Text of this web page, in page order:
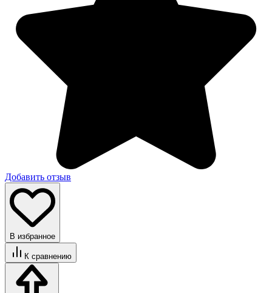
Добавить отзыв
В избранное
К сравнению